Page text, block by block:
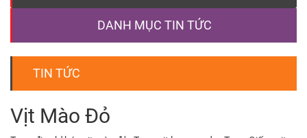
DANH MỤC TIN TỨC
TIN TỨC
Vịt Mào Đỏ